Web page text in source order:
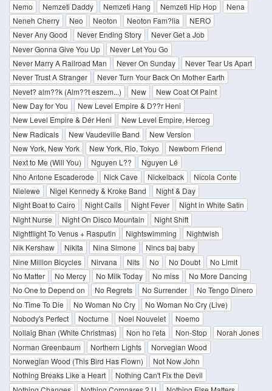
Nemo
Nemzeti Daddy Nemzeti Hang Nemzeti Hip Hop
Nena
Neneh Cherry
Neo Neoton Neoton Fam?­lia
NERO
Never Any Good
Never Ending Story
Never Get a Job
Never Gonna Give You Up
Never Let You Go
Never Marry A Railroad Man
Never On Sunday
Never Tear Us Apart
Never Trust A Stranger
Never Turn Your Back On Mother Earth
Nevet? alm??k (Alm??t eszem...)
New
New Coat Of Paint
New Day for You
New Level Empire & D??r Heni
New Level Empire & Dér Heni
New Level Empire, Herceg
New Radicals
New Vaudeville Band
New Version
New York, New York
New York, Rio, Tokyo
Newborn Friend
Next to Me (Will You)
Nguyen L??
Nguyen Lé
Nho Antone Escaderode
Nick Cave Nickelback
Nicola Conte
Nielewe
Nigel Kennedy & Kroke Band
Night & Day
Night Boat to Cairo
Night Calls Night Fever
Night in White Satin
Night Nurse
Night On Disco Mountain
Night Shift
Nightflight To Venus + Rasputin
Nightswimming
Nightwish
Nik Kershaw
Nikita Nina Simone
Nincs baj baby
Nine Million Bicycles
Nirvana Nits No No Doubt
No Limit
No Matter
No Mercy No Milk Today No miss
No More Dancing
No One to Depend on
No Regrets No Surrender
No Tengo Dinero
No Time To Die
No Woman No Cry
No Woman No Cry (Live)
Nobody's Perfect
Nocturne Noel Nouvelet
Noemo
Nollaig Bhan (White Christmas)
Non ho l'eta Non-Stop
Norah Jones
Norman Greenbaum
Northern Lights
Norvegian Wood
Norwegian Wood (This Bird Has Flown)
Not Now John
Nothing Breaks Like a Heart
Nothing Can't Fix the Devil